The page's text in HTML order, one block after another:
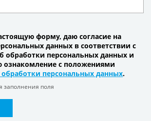
форму, даю согласие на
данных в соответствии с
обработки персональных данных и
ознакомление с положениями
персональных данных.
заполнения поля